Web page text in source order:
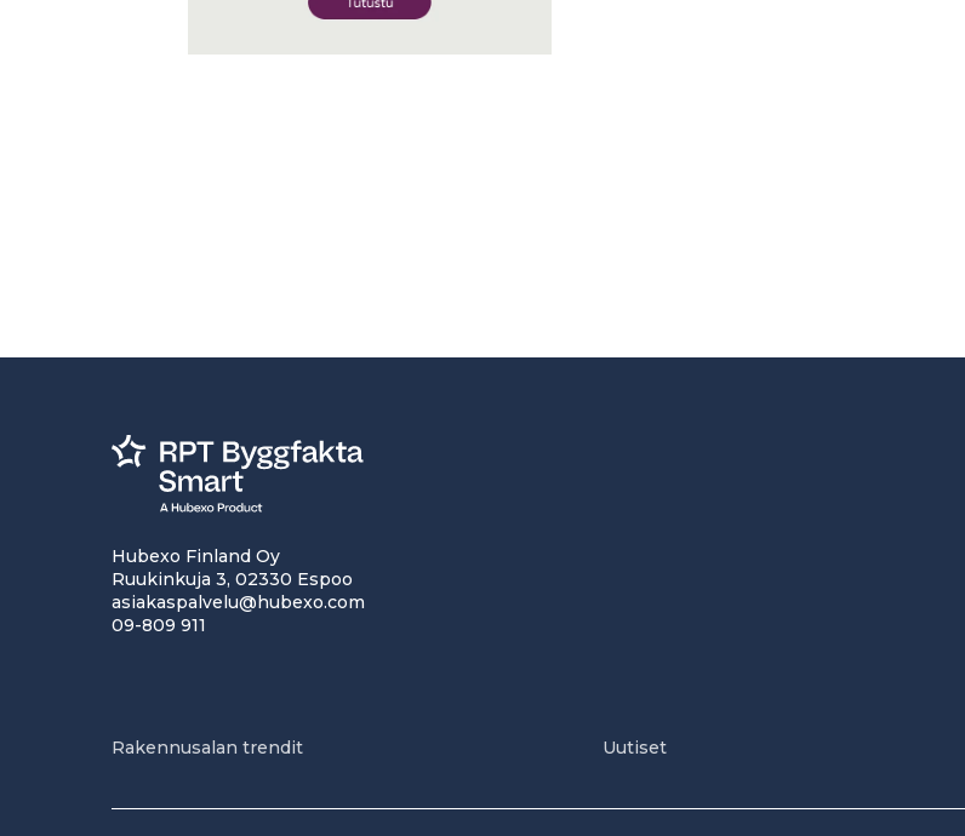
Hubexo Finland Oy
Ruukinkuja 3, 02330 Espoo
asiakaspalvelu@hubexo.com
09-809 911
Rakennusalan trendit Uutiset